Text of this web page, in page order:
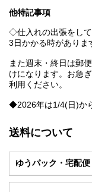
他特記事項
◇仕入れの出張をし
3日かかる時がありま
また週末・終日は郵
けになります。お急
利用ください。
◆2026年は1/4(日)か
送料について
ゆうパック・宅配便